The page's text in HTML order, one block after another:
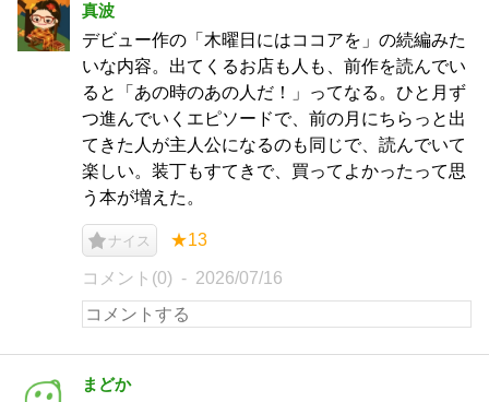
真波
デビュー作の「木曜日にはココアを」の続編みた
いな内容。出てくるお店も人も、前作を読んでい
ると「あの時のあの人だ！」ってなる。ひと月ず
つ進んでいくエピソードで、前の月にちらっと出
てきた人が主人公になるのも同じで、読んでいて
楽しい。装丁もすてきで、買ってよかったって思
う本が増えた。
ナイス ★13
コメント(0) 2026/07/16
まどか